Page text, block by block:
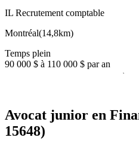
IL Recrutement comptable
Montréal(14,8km)
Temps plein
90 000 $ à 110 000 $ par an
Avocat junior en
15648)